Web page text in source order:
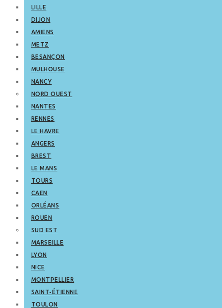
LILLE
DIJON
AMIENS
METZ
BESANÇON
MULHOUSE
NANCY
NORD OUEST
NANTES
RENNES
LE HAVRE
ANGERS
BREST
LE MANS
TOURS
CAEN
ORLÉANS
ROUEN
SUD EST
MARSEILLE
LYON
NICE
MONTPELLIER
SAINT-ÉTIENNE
TOULON